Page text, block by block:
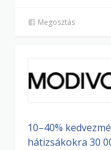
Megosztás
10–40%
hátizsákokra 30